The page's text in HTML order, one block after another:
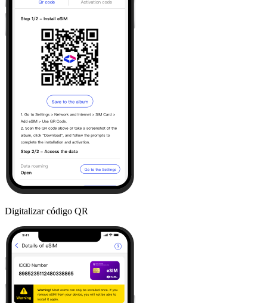
Digitalizar código QR